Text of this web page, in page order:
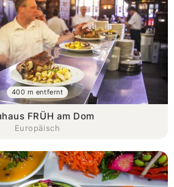
FRÜH am Dom
Europäisch
400 m entfernt